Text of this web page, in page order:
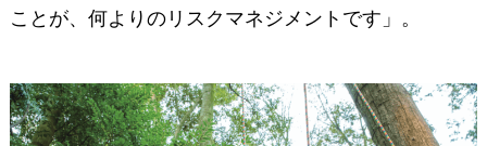
ことが、何よりのリスクマネジメントです」。